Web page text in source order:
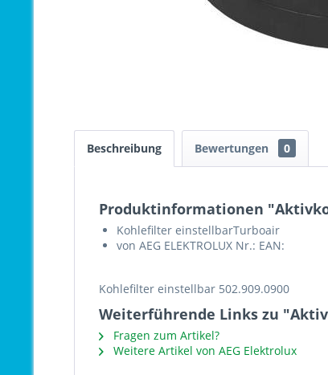
Beschreibung Bewertungen 0
Produktinformationen
Kohlefilter einstellbarTurboair
von AEG ELEKTROLUX Nr.: EAN:
Kohlefilter einstellbar 502.909.0900
Weiterführende Links zu
Fragen zum Artikel?
Weitere Artikel von AEG Elektrolux